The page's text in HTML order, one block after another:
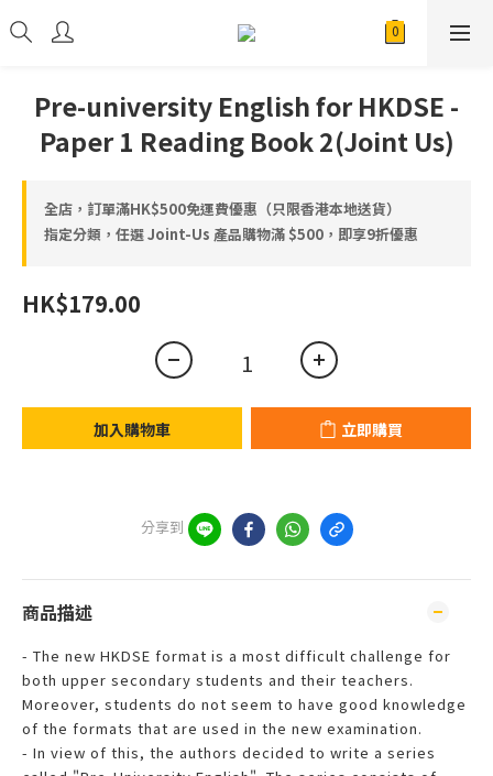
Pre-university English for HKDSE -
Paper 1 Reading Book 2(Joint Us)
全店，訂單滿HK$500免運費優惠（只限香港本地送貨）
指定分類，任選 Joint-Us 產品⁠⁠購物滿 $500，即享9折優惠
HK$179.00
加入購物車 立即購買
分享到
商品描述
- The new HKDSE format is a most difficult challenge for
both upper secondary students and their teachers.
Moreover, students do not seem to have good knowledge
of the formats that are used in the new examination.
- In view of this, the authors decided to write a series